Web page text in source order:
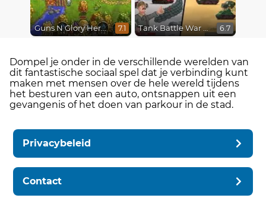
Guns N Glory Heroes 7.1 Tank Battle War Commander 6.7
Dompel je onder in de verschillende werelden van
dit fantastische sociaal spel dat je verbinding kunt
maken met mensen over de hele wereld tijdens
het besturen van een auto, ontsnappen uit een
gevangenis of het doen van parkour in de stad.
Privacybeleid
Contact